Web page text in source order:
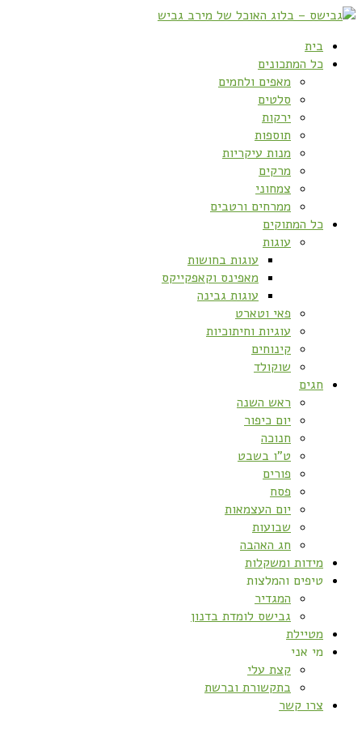
בית
כל המתכונים
מאפים ולחמים
סלטים
ירקות
תוספות
מנות עיקריות
מרקים
צמחוני
ממרחים ורטבים
כל המתוקים
עוגות
עוגות בחושות
מאפינס וקאפקייקס
עוגות גבינה
פאי וטארט
עוגיות וחיתוכיות
קינוחים
שוקולד
חגים
ראש השנה
יום כיפור
חנוכה
ט”ו בשבט
פורים
פסח
יום העצמאות
שבועות
חג האהבה
מידות ומשקלות
טיפים והמלצות
המגדיר
גבישס לומדת בדנון
מטיילת
מי אני
קצת עלי
בתקשורת וברשת
צרו קשר